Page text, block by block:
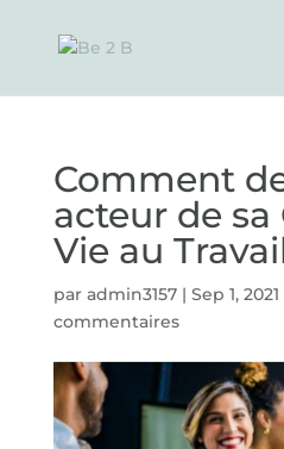
Comment
acteur de sa
Vie au
par admin3157| Sep 1, 2021
commentaires